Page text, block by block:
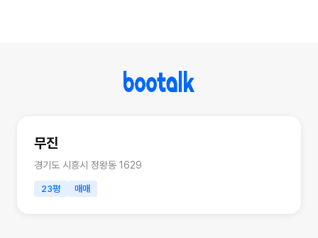
무진
경기도 시흥시 정왕동 1629
23평 매매